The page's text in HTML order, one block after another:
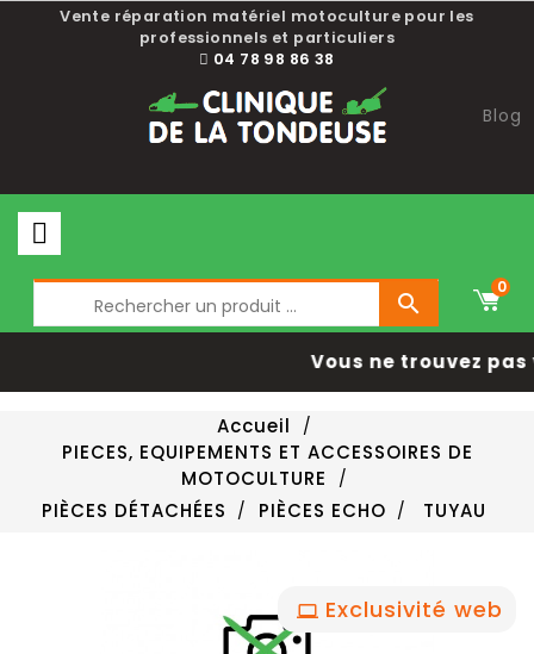
Vente réparation matériel motoculture pour les
professionnels et particuliers
04 78 98 86 38
Blog

0
Vous ne trouvez
Accueil
PIECES, EQUIPEMENTS ET ACCESSOIRES DE
MOTOCULTURE
PIÈCES DÉTACHÉES
PIÈCES ECHO TUYAU
Exclusivité web